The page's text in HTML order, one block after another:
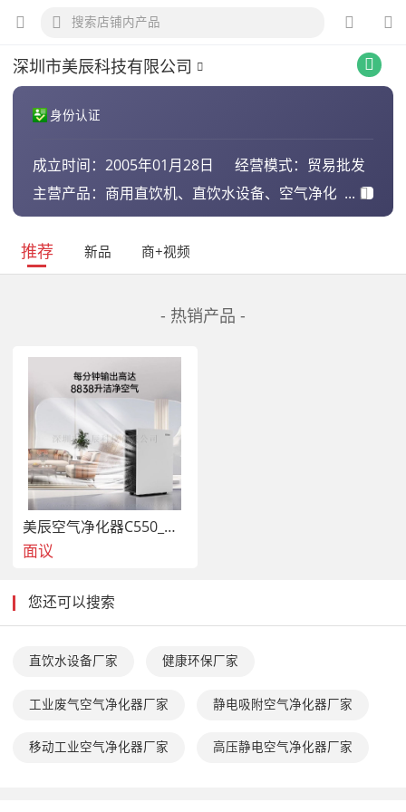
深圳市美辰科技有限公司
身份认证
成立时间：2005年01月28日 经营模式： 贸易批发
主营产品： 商用直饮机、直饮水设备、空气净化
推荐 新品 商+视频
- 热销产品 -
美辰空气净化器C550_办公室净化器除甲醛
面议
您还可以搜索
直饮水设备厂家 健康环保厂家
工业废气空气净化器厂家 静电吸附空气净化器厂家
移动工业空气净化器厂家 高压静电空气净化器厂家